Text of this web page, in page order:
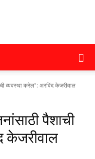
व्यवस्था करेल": अरविंद केजरीवाल
पैशाची
केजरीवाल